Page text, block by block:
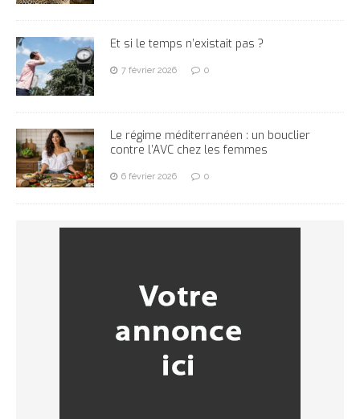
Et si le temps n’existait pas ?
7 février 2026 0
Le régime méditerranéen : un bouclier
contre l’AVC chez les femmes
6 février 2026 0